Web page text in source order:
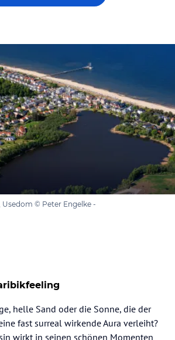
Usedom © Peter Engelke -
helle Sand oder die Sonne, die der
fast surreal wirkende Aura verleiht?
wirkt in seinen schönen Momenten